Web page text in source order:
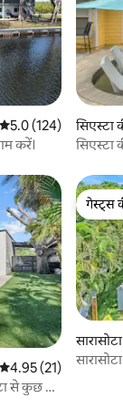
औसत रेटिंग 5 में से 5.0,
5.0 (124)
करें।
सिएस्टा
सिएस्टा
औसत रेटिंग 5 में से 4.95,
4.95 (21)
से कुछ ही
गेस्ट्स
गेस्ट्स